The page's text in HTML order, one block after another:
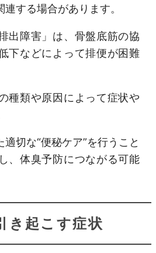
する場合があります。
出障害」は、骨盤底筋の協
下などによって排便が困難
種類や原因によって症状や
切な“便秘ケア”を行うこと
、体臭予防につながる可能
き起こす症状